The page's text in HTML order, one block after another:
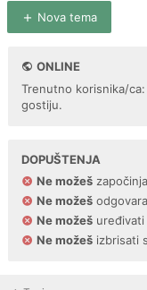
Nova tema
ONLINE
Trenutno korisnika/
gostiju.
DOPUŠTENJA
Ne možeš
Ne možeš
Ne možeš
Ne možeš izbrisati